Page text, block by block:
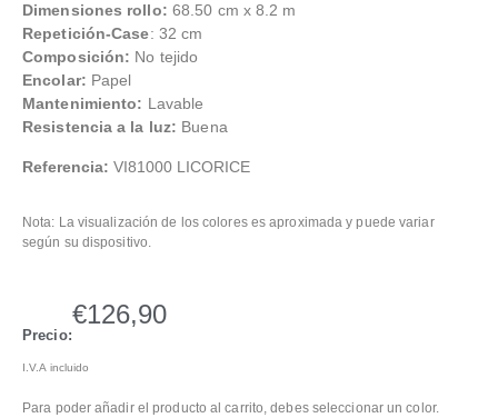
Dimensiones rollo: 68.50 cm x 8.2 m
Repetición-Case: 32 cm
Composición: No tejido
Encolar: Papel
Mantenimiento: Lavable
Resistencia a la luz: Buena
Referencia: VI81000 LICORICE
Nota: La visualización de los colores es aproximada y puede variar
según su dispositivo.
Precio:
€126,90
I.V.A incluido
Para poder añadir el producto al carrito, debes seleccionar un color.